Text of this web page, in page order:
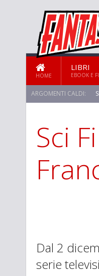
HOME
LIBRI
EBOOK E
ARGOMENTI CALDI:
STAR TREK: STRANGE
Sci
Dal 2
serie